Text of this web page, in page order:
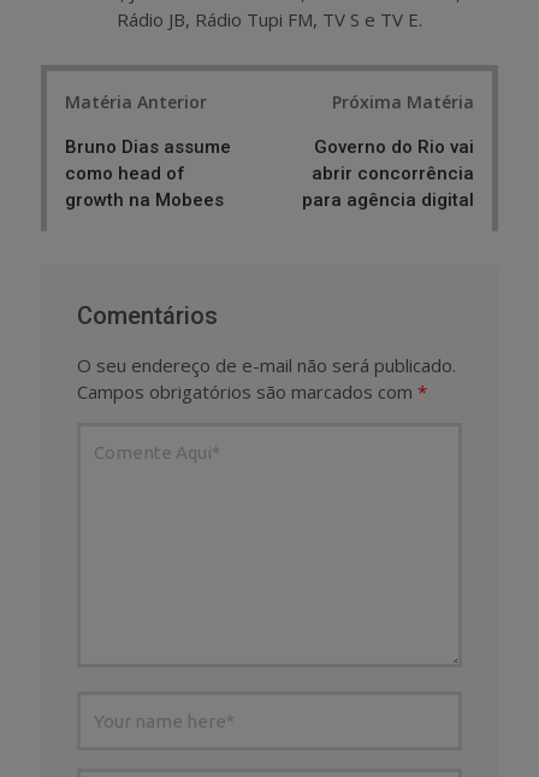
Rádio JB, Rádio Tupi FM, TV S e TV E.
Matéria Anterior
Bruno Dias assume
como head of
growth na Mobees
Próxima Matéria
Governo do Rio vai
abrir concorrência
para agência digital
Comentários
O seu endereço de e-mail não será publicado.
Campos obrigatórios são marcados com *